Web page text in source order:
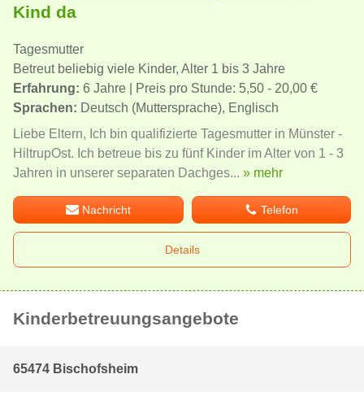
Kind da
Tagesmutter
Betreut beliebig viele Kinder, Alter 1 bis 3 Jahre
Erfahrung: 6 Jahre | Preis pro Stunde: 5,50 - 20,00 €
Sprachen: Deutsch (Muttersprache), Englisch
Liebe Eltern, Ich bin qualifizierte Tagesmutter in Münster -
HiltrupOst. Ich betreue bis zu fünf Kinder im Alter von 1 - 3
Jahren in unserer separaten Dachges... » mehr
Nachricht Telefon
Details
Kinderbetreuungsangebote
65474 Bischofsheim